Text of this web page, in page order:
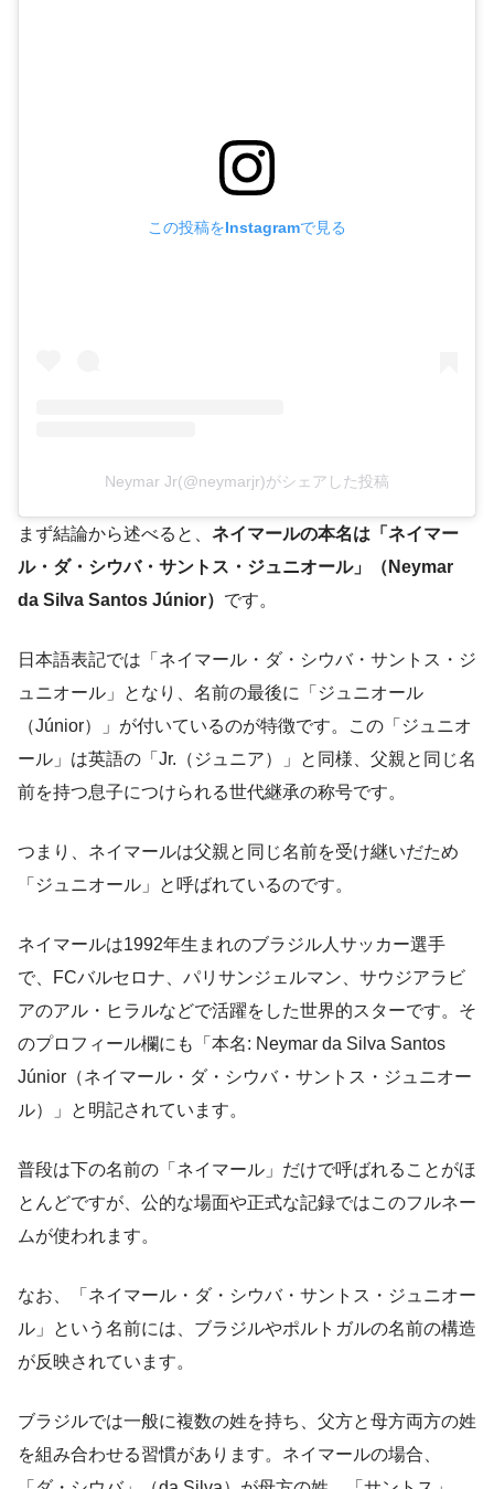
この投稿をInstagramで見る
Neymar Jr(@neymarjr)がシェアした投稿
まず結論から述べると、 ネイマールの本名は「ネイマー
ル・ダ・シウバ・サントス・ジュニオール」（Neymar
da Silva Santos Júnior） です。
日本語表記では「ネイマール・ダ・シウバ・サントス・ジ
ュニオール」となり、名前の最後に「ジュニオール
（Júnior）」が付いているのが特徴です。この「ジュニオ
ール」は英語の「Jr.（ジュニア）」と同様、父親と同じ名
前を持つ息子につけられる世代継承の称号です​。
つまり、ネイマールは父親と同じ名前を受け継いだため
「ジュニオール」と呼ばれているのです。
ネイマールは1992年生まれのブラジル人サッカー選手
で、FCバルセロナ、パリサンジェルマン、サウジアラビ
アのアル・ヒラルなどで活躍をした世界的スターです。そ
のプロフィール欄にも「本名: Neymar da Silva Santos
Júnior（ネイマール・ダ・シウバ・サントス・ジュニオー
ル）」と明記されています​。
普段は下の名前の「ネイマール」だけで呼ばれることがほ
とんどですが、公的な場面や正式な記録ではこのフルネー
ムが使われます。
なお、「ネイマール・ダ・シウバ・サントス・ジュニオー
ル」という名前には、ブラジルやポルトガルの名前の構造
が反映されています。
ブラジルでは一般に複数の姓を持ち、父方と母方両方の姓
を組み合わせる習慣があります。ネイマールの場合、